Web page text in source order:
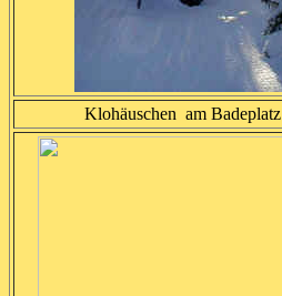
Klohäuschen am Badeplatz